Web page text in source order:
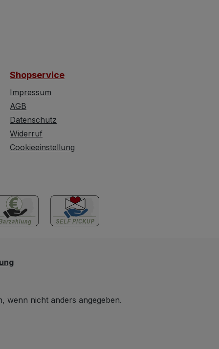
Shopservice
Impressum
AGB
Datenschutz
Widerruf
Cookieeinstellung
wenn nicht anders angegeben.